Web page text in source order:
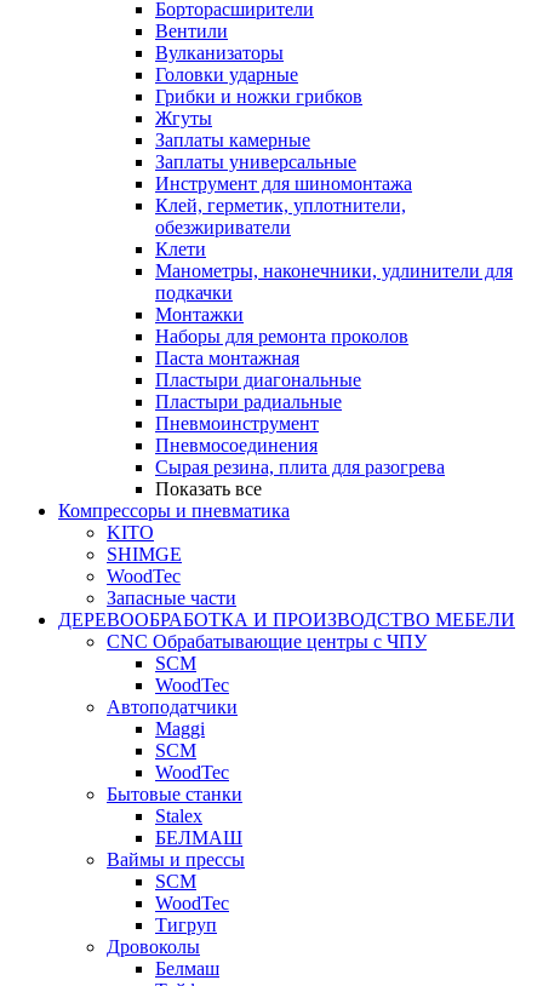
Борторасширители
Вентили
Вулканизаторы
Головки ударные
Грибки и ножки грибков
Жгуты
Заплаты камерные
Заплаты универсальные
Инструмент для шиномонтажа
Клей, герметик, уплотнители,
обезжириватели
Клети
Манометры, наконечники, удлинители для
подкачки
Монтажки
Наборы для ремонта проколов
Паста монтажная
Пластыри диагональные
Пластыри радиальные
Пневмоинструмент
Пневмосоединения
Сырая резина, плита для разогрева
Показать все
Компрессоры и пневматика
KITO
SHIMGE
WoodTec
Запасные части
ДЕРЕВООБРАБОТКА И ПРОИЗВОДСТВО МЕБЕЛИ
CNC Обрабатывающие центры с ЧПУ
SCM
WoodTec
Автоподатчики
Maggi
SCM
WoodTec
Бытовые станки
Stalex
БЕЛМАШ
Ваймы и прессы
SCM
WoodTec
Тигруп
Дровоколы
Белмаш